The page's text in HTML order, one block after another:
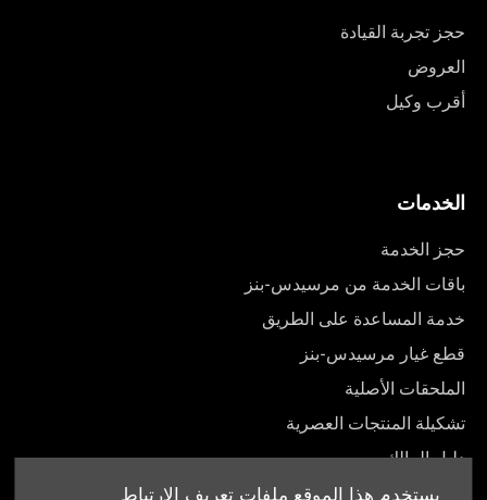
يستخدم هذا الموقع ملفات تعريف الارتباط
حجز تجربة القيادة
العروض
أقرب وكيل
الخدمات
حجز الخدمة
باقات الخدمة من مرسيدس-بنز
خدمة المساعدة على الطريق
قطع غيار مرسيدس-بنز
الملحقات الأصلية
تشكيلة المنتجات العصرية
دليل المالك